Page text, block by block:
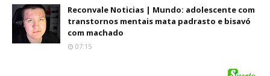
Reconvale Noticias | Mundo: adolescente com
transtornos mentais mata padrasto e bisavó
com machado
07:15